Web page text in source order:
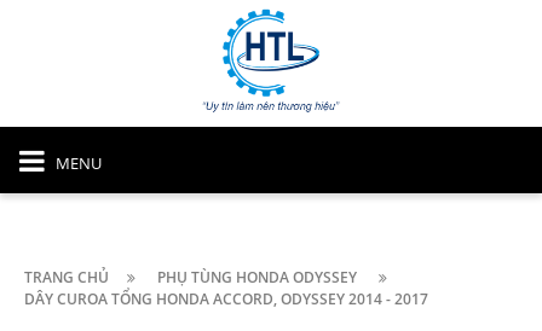
MENU
TRANG CHỦ
PHỤ TÙNG HONDA ODYSSEY
DÂY CUROA TỔNG HONDA ACCORD, ODYSSEY 2014 - 2017